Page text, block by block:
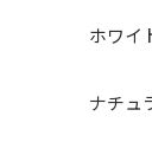
ホワイ
ナチュ